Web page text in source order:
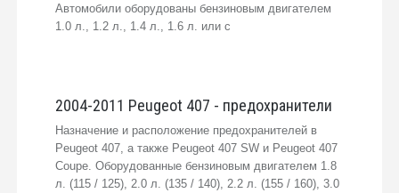
Автомобили оборудованы бензиновым двигателем
1.0 л., 1.2 л., 1.4 л., 1.6 л. или с
2004-2011 Peugeot 407 - предохранители
Назначение и расположение предохранителей в
Peugeot 407, а также Peugeot 407 SW и Peugeot 407
Coupe. Оборудованные бензиновым двигателем 1.8
л. (115 / 125), 2.0 л. (135 / 140), 2.2 л. (155 / 160), 3.0